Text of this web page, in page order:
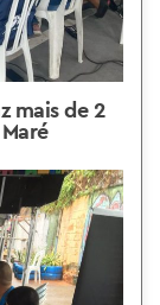
mais de 2